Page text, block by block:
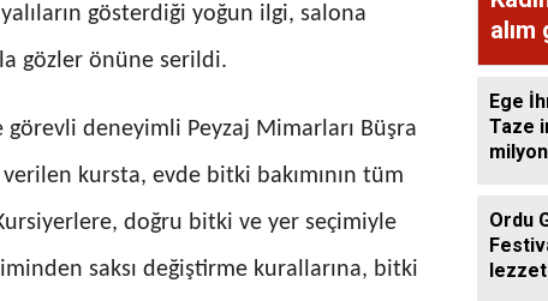
gösterdiği yoğun ilgi, salona
gözler önüne serildi.
görevli deneyimli Peyzaj Mimarları Büşra
kursta, evde bitki bakımının tüm
doğru bitki ve yer seçimiyle
saksı değiştirme kurallarına, bitki
alım
Ege
Taze
Ordu